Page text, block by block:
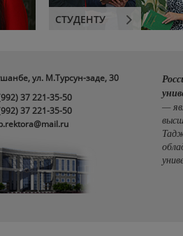
СТУДЕНТУ
ул. М.Турсун-заде, 30
37 221-35-50
37 221-35-50
—